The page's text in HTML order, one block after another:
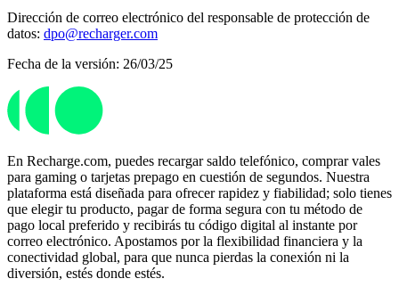
Dirección de correo electrónico del responsable de protección de
datos: dpo@recharger.com
Fecha de la versión: 26/03/25
En Recharge.com, puedes recargar saldo telefónico, comprar vales
para gaming o tarjetas prepago en cuestión de segundos. Nuestra
plataforma está diseñada para ofrecer rapidez y fiabilidad; solo tienes
que elegir tu producto, pagar de forma segura con tu método de
pago local preferido y recibirás tu código digital al instante por
correo electrónico. Apostamos por la flexibilidad financiera y la
conectividad global, para que nunca pierdas la conexión ni la
diversión, estés donde estés.